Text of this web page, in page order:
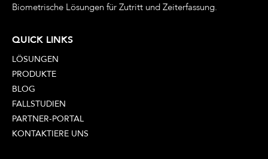
Biometrische Lösungen für Zutritt und Zeiterfassung.
QUICK LINKS
LÖSUNGEN
PRODUKTE
BLOG
FALLSTUDIEN
PARTNER-PORTAL
KONTAKTIERE UNS